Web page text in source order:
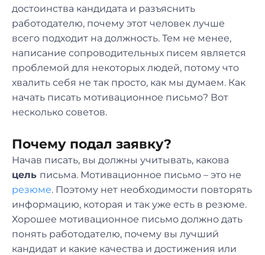
достоинства кандидата и разъяснить
работодателю, почему этот человек лучше
всего подходит на должность. Тем не менее,
написание сопроводительных писем является
проблемой для некоторых людей, потому что
хвалить себя не так просто, как мы думаем. Как
начать писать мотивационное письмо? Вот
несколько советов.
Почему подал заявку?
Начав писать, вы должны учитывать, какова
цель письма. Мотивационное письмо – это не
резюме. Поэтому нет необходимости повторять
информацию, которая и так уже есть в резюме.
Хорошее мотивационное письмо должно дать
понять работодателю, почему вы лучший
кандидат и какие качества и достижения или